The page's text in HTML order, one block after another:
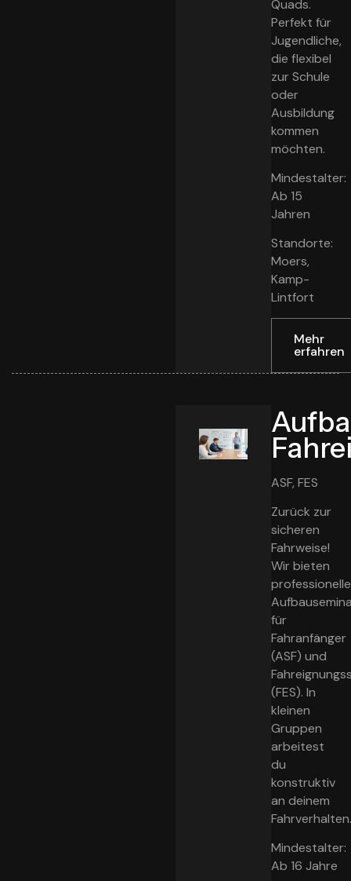
Quads.
Perfekt für
Jugendliche,
die flexibel
zur Schule
oder
Ausbildung
kommen
möchten.
Mindestalter:
Ab 15
Jahren
Standorte:
Moers,
Kamp-
Lintfort
Mehr
erfahren
ASF, FES
Zurück zur
sicheren
Fahrweise!
Wir bieten
professionelle
für
Fahranfänger
(ASF) und
(FES). In
kleinen
Gruppen
arbeitest
du
konstruktiv
an deinem
Mindestalter:
Ab 16 Jahre